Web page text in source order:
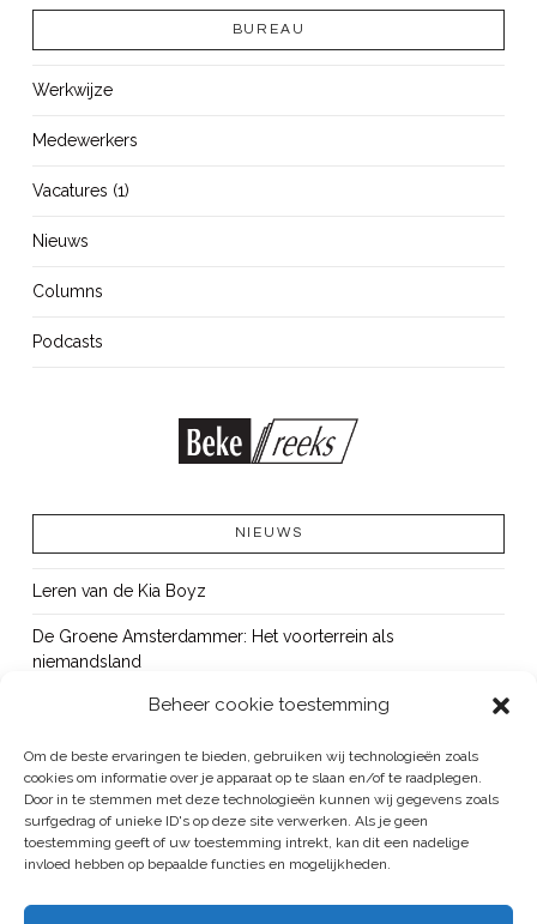
Beheer cookie toestemming
Om de beste ervaringen te bieden, gebruiken wij technologieën zoals
cookies om informatie over je apparaat op te slaan en/of te raadplegen.
Door in te stemmen met deze technologieën kunnen wij gegevens zoals
surfgedrag of unieke ID's op deze site verwerken. Als je geen
toestemming geeft of uw toestemming intrekt, kan dit een nadelige
invloed hebben op bepaalde functies en mogelijkheden.
BUREAU
Werkwijze
Medewerkers
Vacatures (1)
Nieuws
Columns
Podcasts
NIEUWS
Leren van de Kia Boyz
De Groene Amsterdammer: Het voorterrein als
niemandsland
Cursus Wapens op school: signaleren, duiden en handelen
OUT!
Bureau Beke ontwikkelt jeugdmonitor Aruba